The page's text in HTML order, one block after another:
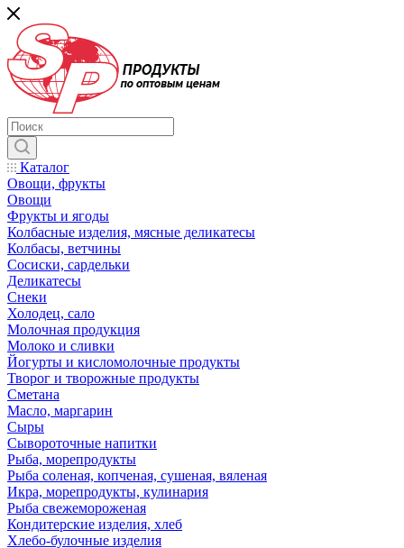
Каталог
Овощи, фрукты
Овощи
Фрукты и ягоды
Колбасные изделия, мясные деликатесы
Колбасы, ветчины
Сосиски, сардельки
Деликатесы
Снеки
Холодец, сало
Молочная продукция
Молоко и сливки
Йогурты и кисломолочные продукты
Творог и творожные продукты
Сметана
Масло, маргарин
Сыры
Сывороточные напитки
Рыба, морепродукты
Рыба соленая, копченая, сушеная, вяленая
Икра, морепродукты, кулинария
Рыба свежемороженая
Кондитерские изделия, хлеб
Хлебо-булочные изделия